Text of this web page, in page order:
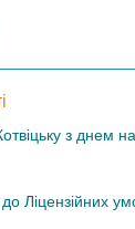
з днем
Ліцензійних